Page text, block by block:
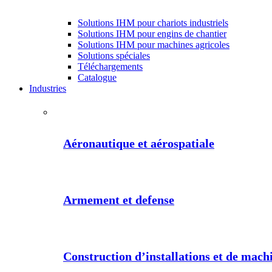
Solutions IHM pour chariots industriels
Solutions IHM pour engins de chantier
Solutions IHM pour machines agricoles
Solutions spéciales
Téléchargements
Catalogue
Industries
Aéronautique et aérospatiale
Armement et defense
Construction d’installations et de